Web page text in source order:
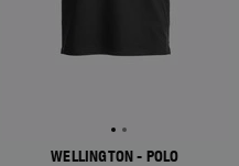
WELLINGTON - POLO